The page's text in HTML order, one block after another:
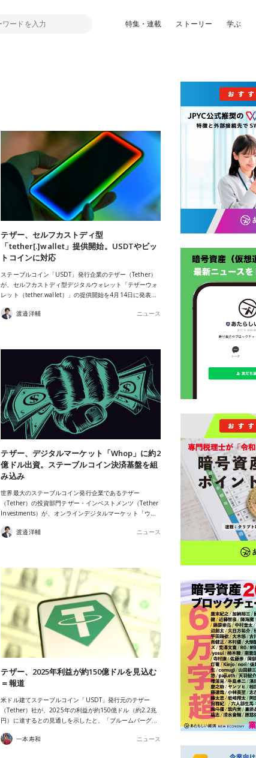
特集・連載 ストーリー 学ぶ
テザー、セルフカストディ型
「tether[.]wallet」提供開始。USDTやビッ
トコインに対応
ステーブルコイン「USDT」発行企業のテザー（Tether）
が、セルフカストディ型デジタルウォレット「テザーウォ
レット（tether.wallet）」の提供開始を4月14日に発表…
渡邉洋輔 ニュース
テザー、デジタルマーケット「Whop」に約2
億ドル出資。ステーブルコイン決済基盤を組
み込み
世界最大のステーブルコイン発行企業であるテザー
（Tether）の投資部門テザー・インベストメンツ（Tether
Investments）が、オンラインデジタルマーケット「ウ…
渡邉洋輔 ニュース
テザー、2025年利益が約150億ドルを見込む
＝報道
米ドル建てステーブルコイン「USDT」発行元のテザー
（Tether）社が、2025年の利益が約150億ドル（約2.2兆
円）に達するとの見通しを示したと、「ブルームバーグ…
一本寿和 ニュース